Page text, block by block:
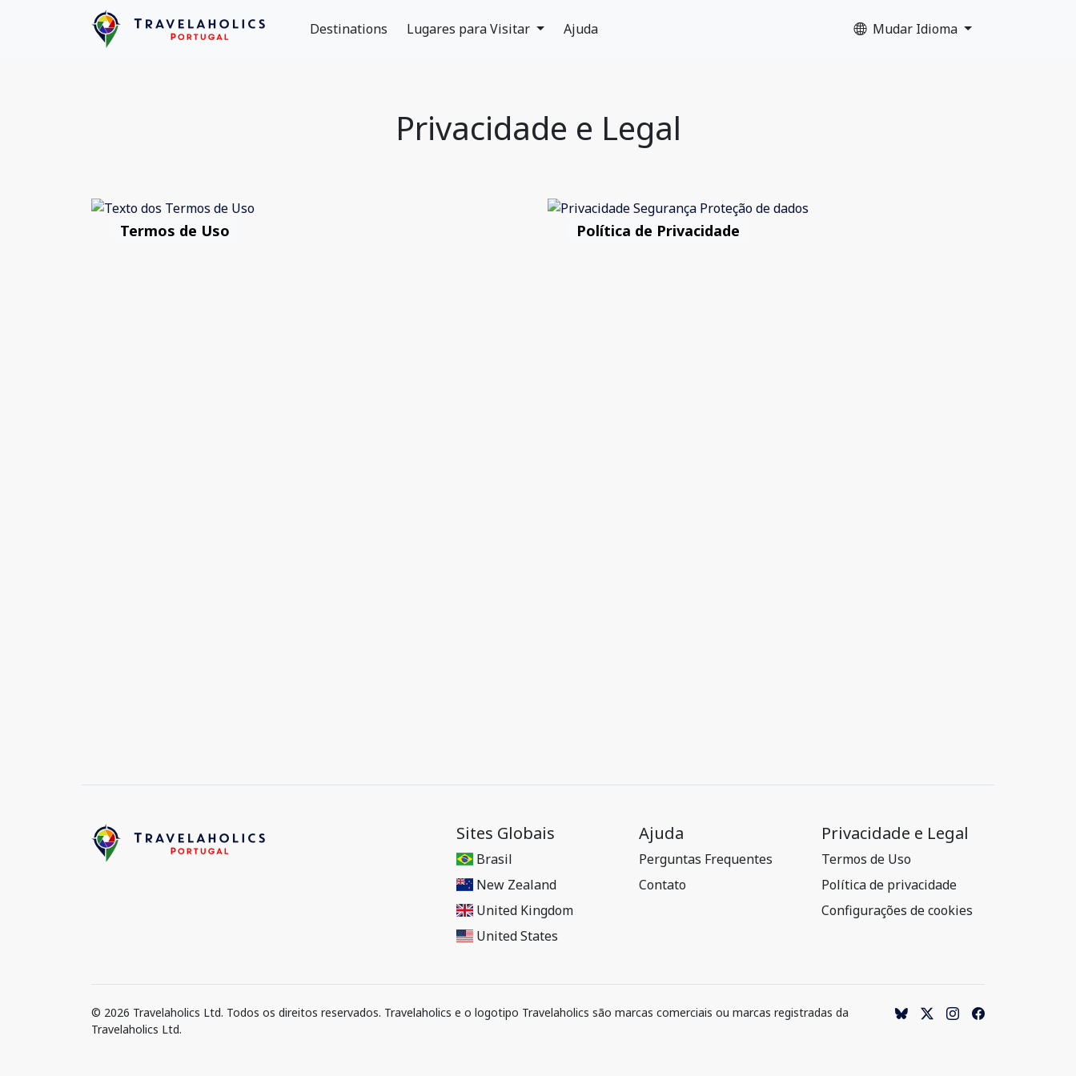
Destinations Lugares para Visitar Ajuda Mudar Idioma
Privacidade e Legal
Termos de Uso Política de Privacidade
Sites Globais
Brasil
New Zealand
United Kingdom
United States
Ajuda
Perguntas Frequentes
Contato
Privacidade e Legal
Termos de Uso
Política de privacidade
Configurações de cookies
© 2026 Travelaholics Ltd. Todos os direitos reservados. Travelaholics e o logotipo Travelaholics são marcas comerciais ou marcas registradas da
Travelaholics Ltd.